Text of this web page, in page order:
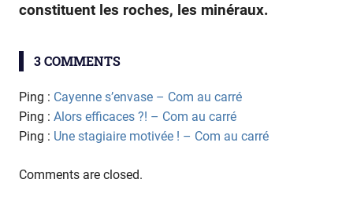
constituent les roches, les minéraux.
géosciences
littoral
ODyC
technologies
3 COMMENTS
Ping : Cayenne s’envase – Com au carré
Ping : Alors efficaces ?! – Com au carré
Ping : Une stagiaire motivée ! – Com au carré
Comments are closed.